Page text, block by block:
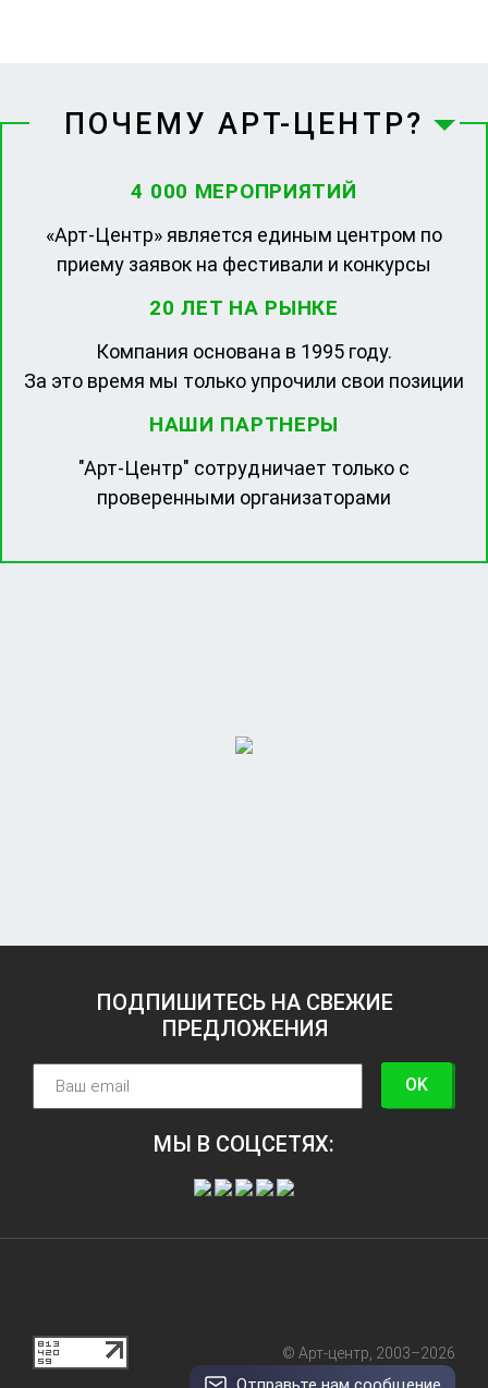
ПОЧЕМУ АРТ-ЦЕНТР?
4 000 МЕРОПРИЯТИЙ
«Арт-Центр» является единым центром по
приему заявок на фестивали и конкурсы
20 ЛЕТ НА РЫНКЕ
Компания основана в 1995 году.
За это время мы только упрочили свои позиции
НАШИ ПАРТНЕРЫ
"Арт-Центр" сотрудничает только с
проверенными организаторами
© Арт-центр, 2003–2026
ПОДПИШИТЕСЬ НА СВЕЖИЕ
ПРЕДЛОЖЕНИЯ
OK
МЫ В СОЦСЕТЯХ: